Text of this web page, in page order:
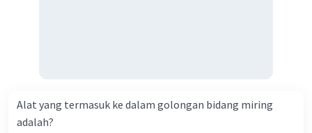
Alat yang termasuk ke dalam golongan bidang miring
adalah?